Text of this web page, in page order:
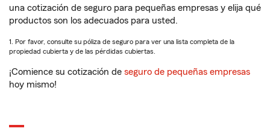
una cotización de seguro para pequeñas empresas y elija qué
productos son los adecuados para usted.
1. Por favor, consulte su póliza de seguro para ver una lista completa de la
propiedad cubierta y de las pérdidas cubiertas.
¡Comience su cotización de seguro de pequeñas empresas
hoy mismo!